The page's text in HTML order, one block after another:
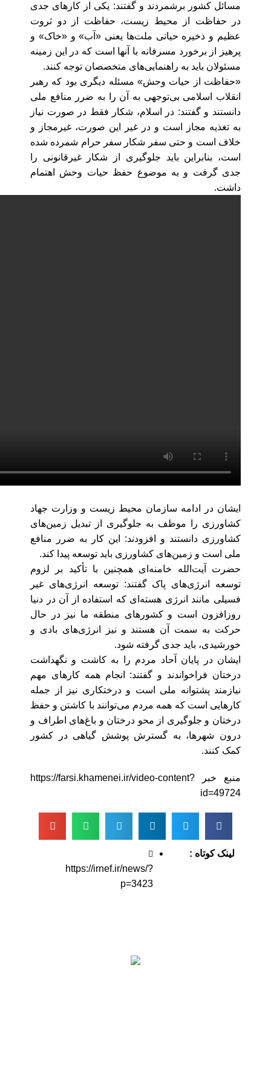
مسائل کشور برشمردند و گفتند: یکی از کارهای جدی
در حفاظت از محیط زیست، حفاظت از دو ثروت
عظیم و ذخیره حیاتی ملت‌ها یعنی «آب» و «خاک» و
پرهیز از برخورد مسرفانه با آنها است که در این زمینه
مسئولان باید به راهنمایی‌های متخصصان توجه کنند.
«حفاظت از حیات وحش» مسئله دیگری بود که رهبر
انقلاب اسلامی بی‌توجهی به آن را به ضرر منافع ملی
دانستند و گفتند: در اسلام، شکار فقط در صورت نیاز
به تغذیه مجاز است و در غیر این صورت، غیرمجاز و
خلاف است و حتی سفر شکار سفر حرام شمرده شده
است، بنابراین باید جلوگیری از شکار غیرقانونی را
جدی گرفت و به موضوع حفظ حیات وحش اهتمام
داشت.
ایشان در ادامه سازمان محیط زیست و وزارت جهاد
کشاورزی را موظف به جلوگیری از تبدیل زمین‌های
کشاورزی دانستند و افزودند: این کار به ضرر منافع
ملی است و زمین‌های کشاورزی باید توسعه پیدا کند.
حضرت آیت‌الله خامنه‌ای همچنین با تأکید بر لزوم
توسعه انرژی‌های پاک گفتند: توسعه انرژی‌های غیر
فسیلی مانند انرژی هسته‌ای که استفاده از آن در دنیا
روزافزون است و کشورهای منطقه ما نیز در حال
حرکت به سمت آن هستند و نیز انرژی‌های بادی و
خورشیدی، باید جدی گرفته شود.
ایشان در پایان آحاد مردم را به کاشت و نگهداشت
درختان فراخواندند و گفتند: انجام همه کارهای مهم
نیازمند پشتوانه ملی است و درختکاری نیز از جمله
کارهایی است که همه مردم می‌توانند با کاشتن و حفظ
درختان و جلوگیری از محو درختان و باغ‌های اطراف و
درون شهرها، به گسترش پوشش گیاهی در کشور
کمک کنند.
منبع خبر https://farsi.khamenei.ir/video-content?
id=49724
لینک کوتاه :
https://irnef.ir/news/?
p=3423